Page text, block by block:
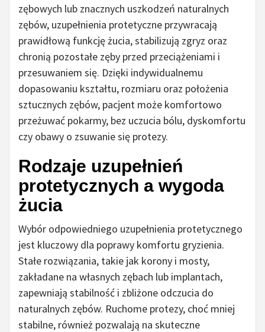
zębowych lub znacznych uszkodzeń naturalnych
zębów, uzupełnienia protetyczne przywracają
prawidłową funkcję żucia, stabilizują zgryz oraz
chronią pozostałe zęby przed przeciążeniami i
przesuwaniem się. Dzięki indywidualnemu
dopasowaniu kształtu, rozmiaru oraz położenia
sztucznych zębów, pacjent może komfortowo
przeżuwać pokarmy, bez uczucia bólu, dyskomfortu
czy obawy o zsuwanie się protezy.
Rodzaje uzupełnień
protetycznych a wygoda
żucia
Wybór odpowiedniego uzupełnienia protetycznego
jest kluczowy dla poprawy komfortu gryzienia.
Stałe rozwiązania, takie jak korony i mosty,
zakładane na własnych zębach lub implantach,
zapewniają stabilność i zbliżone odczucia do
naturalnych zębów. Ruchome protezy, choć mniej
stabilne, również pozwalają na skuteczne